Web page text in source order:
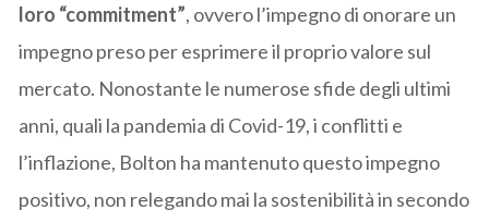
loro “commitment”, ovvero l’impegno di onorare un
impegno preso per esprimere il proprio valore sul
mercato. Nonostante le numerose sfide degli ultimi
anni, quali la pandemia di Covid-19, i conflitti e
l’inflazione, Bolton ha mantenuto questo impegno
positivo, non relegando mai la sostenibilità in secondo